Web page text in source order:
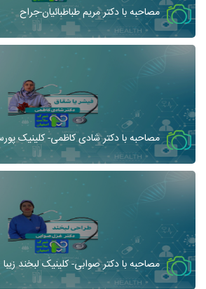
مصاحبه با دکتر مریم طباطبائیان-جراح
مصاحبه با دکتر شادی کاظمی- کلینیک
مصاحبه با دکتر صوابی- کلینیک لبخند زیبا